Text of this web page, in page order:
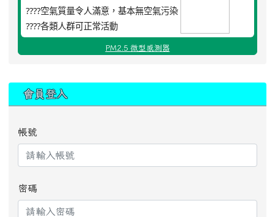
????空氣質量令人滿意，基本無空氣污染
????各類人群可正常活動
PM2.5 微型感測器
會員登入
帳號
密碼